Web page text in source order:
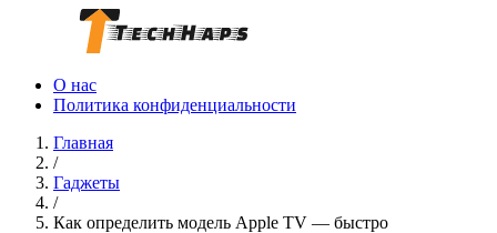
О нас
Политика конфиденциальности
Главная
/
Гаджеты
/
Как определить модель Apple TV — быстро